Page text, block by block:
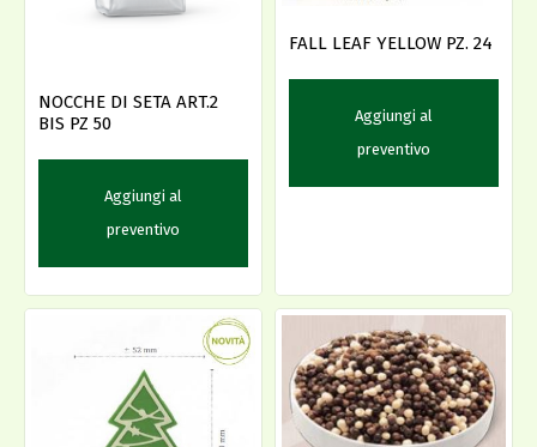
NOCCHE DI SETA ART.2
BIS PZ 50
Aggiungi al
preventivo
FALL LEAF YELLOW PZ. 24
Aggiungi al
preventivo